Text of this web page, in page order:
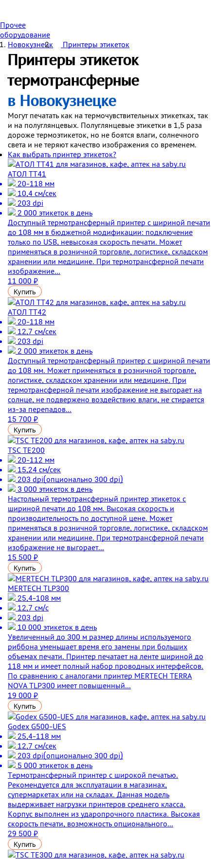
Прочее
оборудование
Новокузнецк
Принтеры этикеток
Принтеры этикеток
термотрансферные
в Новокузнецке
Могут печатать как на термочувствительных этикетках, так
и на полуглянцевых. Полуглянцевые этикетки в 1,5 раза
дороже термоэтикеток, но не боятся влаги, солнечного
света и не теряют качество изображения со временем.
Как выбрать принтер этикеток?
АТОЛ ТТ41
20-118 мм
10,4 см/сек
203 dpi
2 000 этикеток в день
Доступный термотрансферный принтер с шириной печати
до 108 мм в бюджетной модификации: подключение
только по USB, невысокая скорость печати. Может
применяться в розничной торговле, логистике, складском
хранении или медицине. При термотрансферной печати
изображение...
11 000 ₽
Купить
АТОЛ ТТ42
20-118 мм
12,7 см/сек
203 dpi
2 000 этикеток в день
Доступный термотрансферный принтер с шириной печати
до 108 мм. Может применяться в розничной торговле,
логистике, складском хранении или медицине. При
термотрансферной печати изображение не выгорает на
солнце, не подвержено воздействию влаги, не стирается
из-за перепадов...
15 700 ₽
Купить
TSC TE200
20-112 мм
15,24 см/сек
203 dpi(опционально 300 dpi)
3 000 этикеток в день
Настольный термотрансферный принтер этикеток с
шириной печати до 108 мм. Высокая скорость и
производительность по доступной цене. Может
применяться в розничной торговле, логистике, складском
хранении или медицине. При термотрансферной печати
изображение не выгорает...
15 500 ₽
Купить
MERTECH TLP300
25,4-108 мм
12,7 см/с
203 dpi
10 000 этикеток в день
Увеличенный до 300 м размер длины используемого
риббона уменьшает время его замены при больших
объемах печати. Принтер печатает на ленте шириной до
118 мм и имеет полный набор проводных интерфейсов.
По сравнению с аналогами принтер MERTECH TERRA
NOVA TLP300 имеет повышенный...
19 000 ₽
Купить
Godex G500-UES
25,4-118 мм
12,7 см/сек
203 dpi(опционально 300 dpi)
5 000 этикеток в день
Термотрансферный принтер с широкой печатью.
Рекомендуется для эксплуатации в магазинах,
супермаркетах или на складах. Данная модель
выдерживает нагрузки принтеров среднего класса.
Корпус выполнен из ударопрочного пластика. Высокая
скорость печати, возможность опционального...
29 500 ₽
Купить